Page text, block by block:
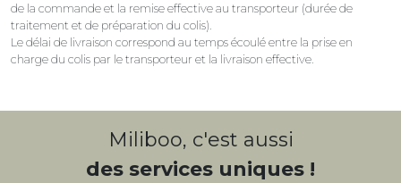
de la commande et la remise effective au transporteur (durée de
traitement et de préparation du colis).
Le délai de livraison correspond au temps écoulé entre la prise en
charge du colis par le transporteur et la livraison effective.
Miliboo, c'est aussi
des services uniques !